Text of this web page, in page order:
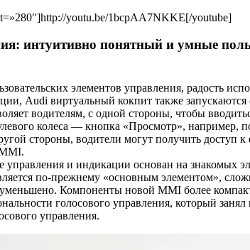
youtu.be/1bcpAA7NKKE[/youtube]
интуитивно понятный и умные
элементов управления, радость
Audi виртуальный кокпит также
водителям, с одной стороны, чтобы
колеса — кнопка «Просмотр», например,
стороны, водители могут получить доступ
управления и индикации основан на знакомых
по-прежнему «основным элементом»,
Компоненты новой MMI более
голосового управления, который
управления.